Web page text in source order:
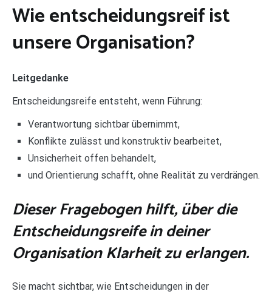
Wie entscheidungsreif ist
unsere Organisation?
Leitgedanke
Entscheidungsreife entsteht, wenn Führung:
Verantwortung sichtbar übernimmt,
Konflikte zulässt und konstruktiv bearbeitet,
Unsicherheit offen behandelt,
und Orientierung schafft, ohne Realität zu verdrängen.
Dieser Fragebogen hilft, über die
Entscheidungsreife in deiner
Organisation Klarheit zu erlangen.
Sie macht sichtbar, wie Entscheidungen in der